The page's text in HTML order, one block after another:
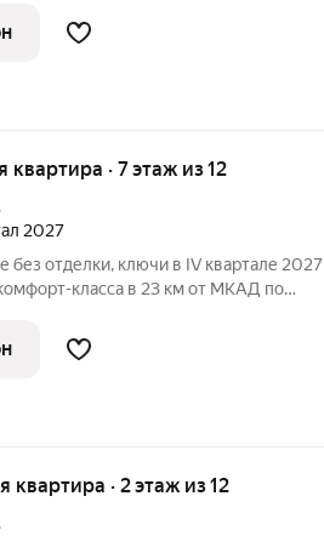
больница, школы, детские сады,
квартира · 7 этаж из 12
2027
без отделки, ключи в IV квартале 2027
класса в 23 км от МКАД по
больница, школы, детские сады,
квартира · 2 этаж из 12